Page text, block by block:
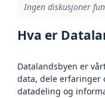
Ingen diskusjoner
Hva er
Datalandsbyen er
data, dele erfaringer
datadeling og